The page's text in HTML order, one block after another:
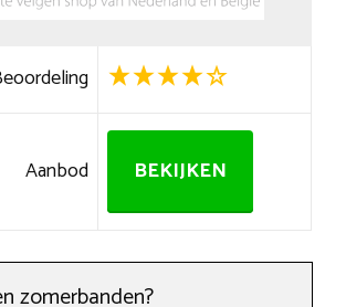
Aanbod BEKIJKEN
zomerbanden?